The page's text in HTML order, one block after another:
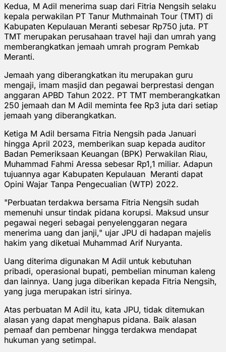
Kedua, M Adil menerima suap dari Fitria Nengsih selaku
kepala perwakilan PT Tanur Muthmainah Tour (TMT) di
Kabupaten Kepulauan Meranti sebesar Rp750 juta. PT
TMT merupakan perusahaan travel haji dan umrah yang
memberangkatkan jemaah umrah program Pemkab
Meranti.
Jemaah yang diberangkatkan itu merupakan guru
mengaji, imam masjid dan pegawai berprestasi dengan
anggaran APBD Tahun 2022. PT TMT memberangkatkan
250 jemaah dan M Adil meminta fee Rp3 juta dari setiap
jemaah yang diberangkatkan.
Ketiga M Adil bersama Fitria Nengsih pada Januari
hingga April 2023, memberikan suap kepada auditor
Badan Pemeriksaan Keuangan (BPK) Perwakilan Riau,
Muhammad Fahmi Aressa sebesar Rp1,1 miliar. Adapun
tujuannya agar Kabupaten Kepulauan Meranti dapat
Opini Wajar Tanpa Pengecualian (WTP) 2022.
"Perbuatan terdakwa bersama Fitria Nengsih sudah
memenuhi unsur tindak pidana korupsi. Maksud unsur
pegawai negeri sebagai penyelenggaran negara
menerima uang dan janji," ujar JPU di hadapan majelis
hakim yang diketuai Muhammad Arif Nuryanta.
Uang diterima digunakan M Adil untuk kebutuhan
pribadi, operasional bupati, pembelian minuman kaleng
dan lainnya. Uang juga diberikan kepada Fitria Nengsih,
yang juga merupakan istri sirinya.
Atas perbuatan M Adil itu, kata JPU, tidak ditemukan
alasan yang dapat menghapus pidana. Baik alasan
pemaaf dan pembenar hingga terdakwa mendapat
hukuman yang setimpal.